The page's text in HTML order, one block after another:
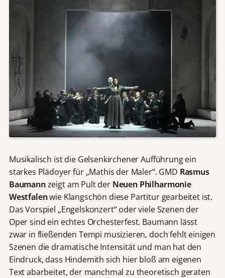
Musikalisch ist die Gelsenkirchener Aufführung ein
starkes Plädoyer für „Mathis der Maler“. GMD Rasmus
Baumannzeigt am Pult der Neuen Philharmonie
Westfalenwie Klangschön diese Partitur gearbeitet ist.
Das Vorspiel „Engelskonzert“ oder viele Szenen der
Oper sind ein echtes Orchesterfest. Baumann lässt
zwar in fließenden Tempi musizieren, doch fehlt einigen
Szenen die dramatische Intensität und man hat den
Eindruck, dass Hindemith sich hier bloß am eigenen
Text abarbeitet, der manchmal zu theoretisch geraten